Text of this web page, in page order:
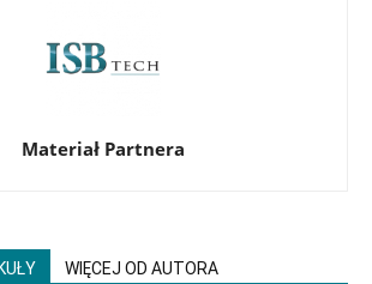
Materiał Partnera
WIĘCEJ OD AUTORA